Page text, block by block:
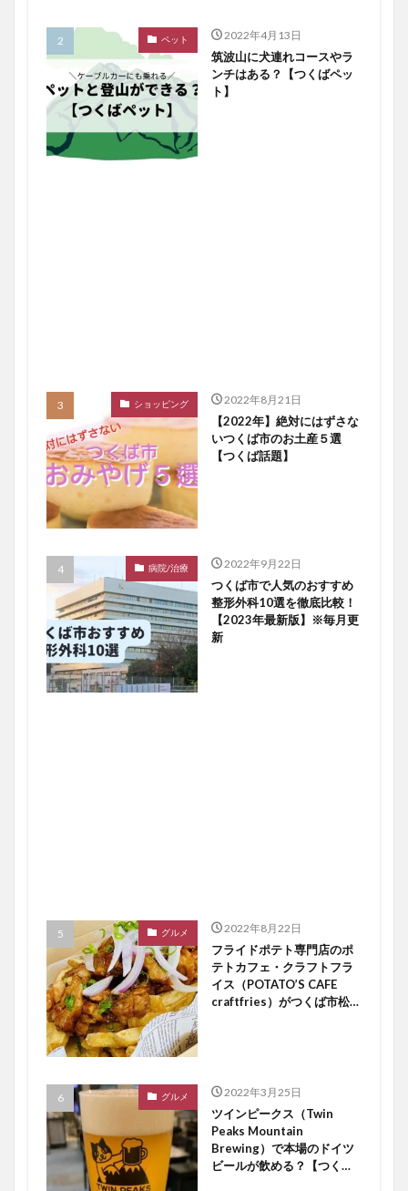
ペット 2022年4月13日
筑波山に犬連れコースやラ
ンチはある？【つくばペッ
ト】
ショッピング 2022年8月21日
【2022年】絶対にはずさな
いつくば市のお土産５選
【つくば話題】
病院/治療 2022年9月22日
つくば市で人気のおすすめ
整形外科10選を徹底比較！
【2023年最新版】※毎月更
新
グルメ 2022年8月22日
フライドポテト専門店のポ
テトカフェ・クラフトフラ
イス（POTATO’S CAFE
craftfries）がつくば市松代
グルメ 2022年3月25日
ツインピークス（Twin
Peaks Mountain
Brewing）で本場のドイツ
ビールが飲める？【つくば